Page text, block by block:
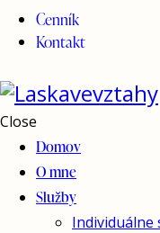
Cenník
Kontakt
Close
Domov
O mne
Služby
Individuálne